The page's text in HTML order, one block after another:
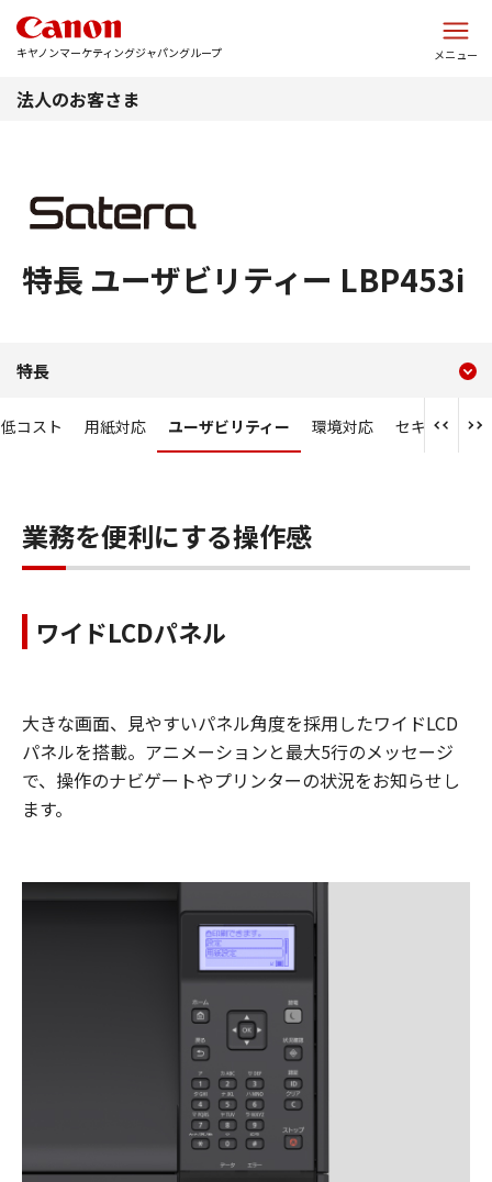
キヤノンマーケティングジャパングループ メニュー
法人のお客さま
特長 ユーザビリティー LBP453i
特長 ユーザビリティー
特長
コスト 用紙対応 ユーザビリティー 環境対応 セキュリティ
業務を便利にする操作感
ワイドLCDパネル
大きな画面、見やすいパネル角度を採用したワイドLCD
パネルを搭載。アニメーションと最大5行のメッセージ
で、操作のナビゲートやプリンターの状況をお知らせし
ます。